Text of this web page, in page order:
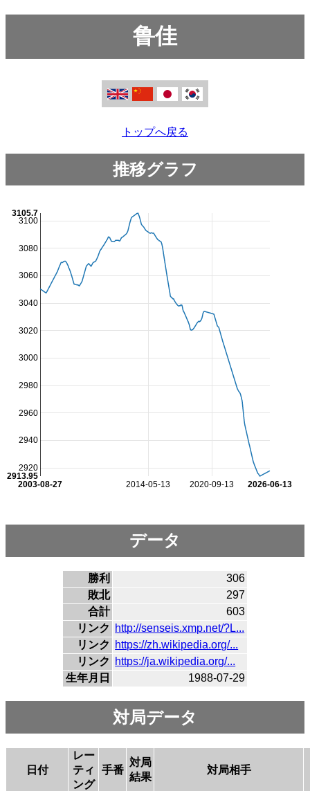
鲁佳
トップへ戻る
推移グラフ
2014-05-13 2020-09-13
2003-08-27 2026-06-13
2920
2940
2960
2980
3000
3020
3040
3060
3080
3100
2913.95
3105.7
データ
勝利
306
敗北
297
合計
603
リンク
http://senseis.xmp.net/?L...
リンク
https://zh.wikipedia.org/...
リンク
https://ja.wikipedia.org/...
生年月日
1988-07-29
対局データ
日付
レー
ティ
ング
手番
対局
結果
対局相手